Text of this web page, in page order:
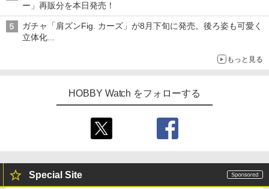
ー」再販分を本日発売！
ガチャ「肩ズンFig. カーズ」が8月下旬に発売。後ろ姿も可愛く
立体化
もっと見る
HOBBY Watch をフォローする
Special Site